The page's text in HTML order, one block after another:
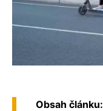
Obsah článku: